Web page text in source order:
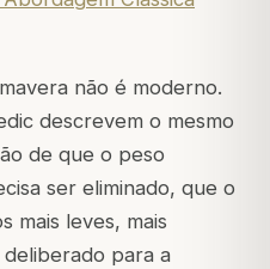
não é moderno.
descrevem o mesmo
de que o peso
ser eliminado, que o
mais leves, mais
para a